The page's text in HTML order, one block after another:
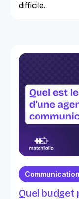
difficile.
Communication
Quel budget